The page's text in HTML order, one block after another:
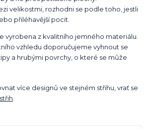
velikostmi, rozhodni se podle toho, jestli
přiléhavější pocit.
vyrobena z kvalitního jemného materiálu.
vzhledu doporučujeme vyhnout se
a hrubými povrchy, o které se může
více designů ve stejném střihu, vrať se